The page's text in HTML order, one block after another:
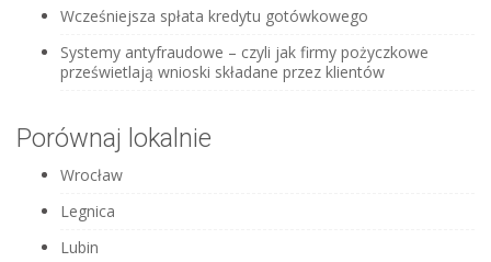
Wcześniejsza spłata kredytu gotówkowego
Systemy antyfraudowe – czyli jak firmy pożyczkowe
prześwietlają wnioski składane przez klientów
Porównaj lokalnie
Wrocław
Legnica
Lubin